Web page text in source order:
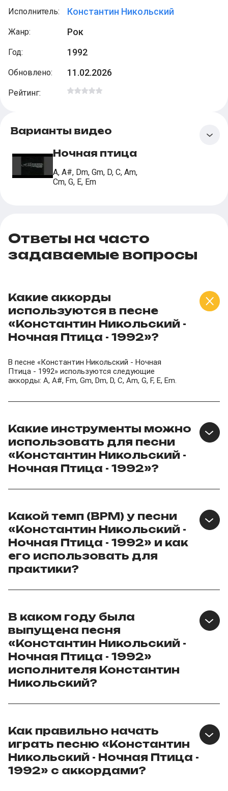
Исполнитель: Константин Никольский
Жанр: Рок
Год: 1992
Обновлено: 11.02.2026
Рейтинг:
Варианты видео
Ночная птица
A, A#, Dm, Gm, D, C, Am,
Cm, G, E, Em
Ответы на часто
задаваемые вопросы
Какие аккорды
используются в песне
«Константин Никольский -
Ночная Птица - 1992»?
В песне «Константин Никольский - Ночная
Птица - 1992» используются следующие
аккорды: A, A#, Fm, Gm, Dm, D, C, Am, G, F, E, Em.
Какие инструменты можно
использовать для песни
«Константин Никольский -
Ночная Птица - 1992»?
Какой темп (BPM) у песни
«Константин Никольский -
Ночная Птица - 1992» и как
его использовать для
практики?
В каком году была
выпущена песня
«Константин Никольский -
Ночная Птица - 1992»
исполнителя Константин
Никольский?
Как правильно начать
играть песню «Константин
Никольский - Ночная Птица -
1992» с аккордами?